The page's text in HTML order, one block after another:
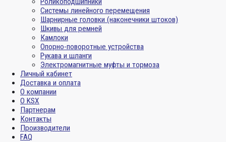
Системы линейного перемещения
Шарнирные головки (наконечники штоков)
Шкивы для ремней
Камлоки
Опорно-поворотные устройства
Рукава и шланги
Электромагнитные муфты и тормоза
Личный кабинет
Доставка и оплата
О компании
О KSX
Партнерам
Контакты
Производители
FAQ